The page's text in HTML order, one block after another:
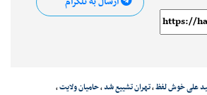
علی خوش لفظ،تهران تشییع شد،حامیان ولایت،